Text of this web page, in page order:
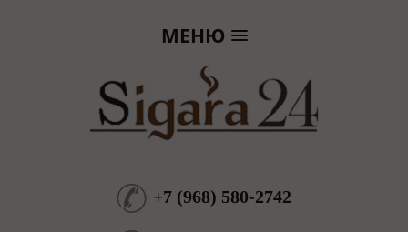
МЕНЮ
+7 (968) 580-2742